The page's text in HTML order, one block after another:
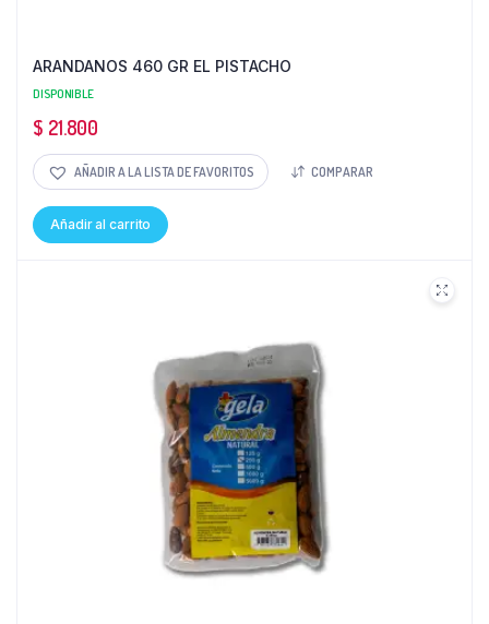
ARANDANOS 460 GR EL PISTACHO
DISPONIBLE
$ 21.800
AÑADIR A LA LISTA DE FAVORITOS COMPARAR
Añadir al carrito